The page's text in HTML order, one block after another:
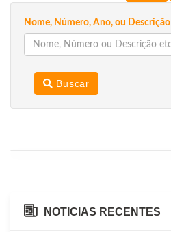
Nome, Número, Ano, ou Descrição
Buscar
NOTICIAS RECENTES